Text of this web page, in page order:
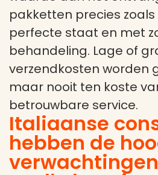
pakketten precies
perfecte staat en met
behandeling. Lage of
verzendkosten worden
maar nooit ten koste
betrouwbare service.
Italiaanse
hebben de